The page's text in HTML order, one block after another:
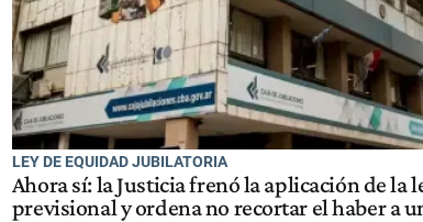
LEY DE EQUIDAD JUBILATORIA
Ahora sí: la Justicia frenó la aplicación de la
previsional y ordena no recortar el haber a